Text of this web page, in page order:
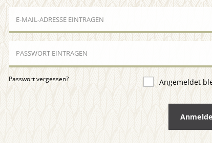
Passwort vergessen? Angemeldet